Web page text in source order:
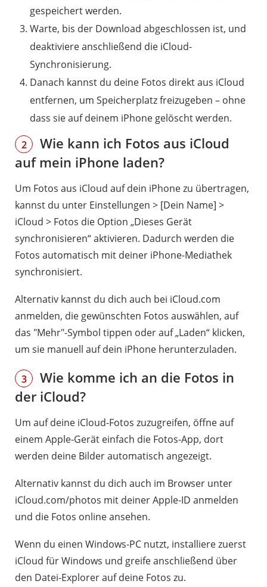
gespeichert werden.
Warte, bis der Download abgeschlossen ist, und
deaktiviere anschließend die iCloud-
Synchronisierung.
Danach kannst du deine Fotos direkt aus iCloud
entfernen, um Speicherplatz freizugeben – ohne
dass sie auf deinem iPhone gelöscht werden.
2
Wie kann ich Fotos aus iCloud
auf mein iPhone laden?
Um Fotos aus iCloud auf dein iPhone zu übertragen,
kannst du unter Einstellungen > [Dein Name] >
iCloud > Fotos die Option „Dieses Gerät
synchronisieren“ aktivieren. Dadurch werden die
Fotos automatisch mit deiner iPhone-Mediathek
synchronisiert.
Alternativ kannst du dich auch bei iCloud.com
anmelden, die gewünschten Fotos auswählen, auf
das "Mehr"-Symbol tippen oder auf „Laden“ klicken,
um sie manuell auf dein iPhone herunterzuladen.
3
Wie komme ich an die Fotos in
der iCloud?
Um auf deine iCloud-Fotos zuzugreifen, öffne auf
einem Apple-Gerät einfach die Fotos-App, dort
werden deine Bilder automatisch angezeigt.
Alternativ kannst du dich auch im Browser unter
iCloud.com/photos mit deiner Apple-ID anmelden
und die Fotos online ansehen.
Wenn du einen Windows-PC nutzt, installiere zuerst
iCloud für Windows und greife anschließend über
den Datei-Explorer auf deine Fotos zu.